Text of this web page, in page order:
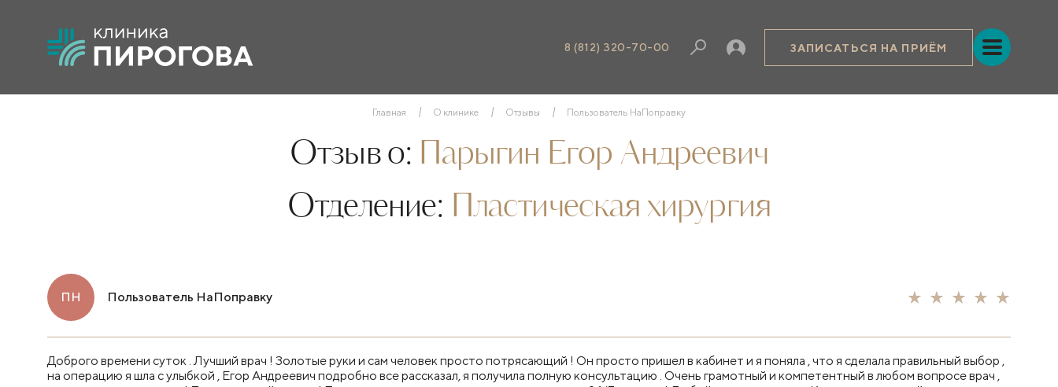
8 (812) 320-70-00 ЗАПИСАТЬСЯ НА ПРИЁМ
Главная О клинике Отзывы Пользователь НаПоправку
Отзыв о: Парыгин Егор Андреевич
Отделение: Пластическая хирургия
ПН Пользователь НаПоправку
Доброго времени суток . Лучший врач ! Золотые руки и сам человек просто потрясающий ! Он просто пришел в кабинет и я поняла , что я сделала правильный выбор ,
на операцию я шла с улыбкой , Егор Андреевич подробно все рассказал, я получила полную консультацию . Очень грамотный и компетентный в любом вопросе врач ,